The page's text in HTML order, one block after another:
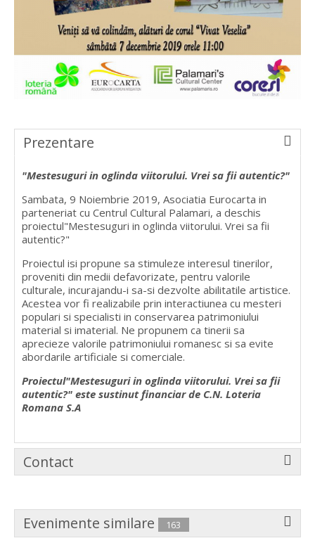
Prezentare
"Mestesuguri in oglinda viitorului. Vrei sa fii autentic?"
Sambata, 9 Noiembrie 2019, Asociatia Eurocarta in
parteneriat cu Centrul Cultural Palamari, a deschis
proiectul"Mestesuguri in oglinda viitorului. Vrei sa fii
autentic?"
Proiectul isi propune sa stimuleze interesul tinerilor,
proveniti din medii defavorizate, pentru valorile
culturale, incurajandu-i sa-si dezvolte abilitatile artistice.
Acestea vor fi realizabile prin interactiunea cu mesteri
populari si specialisti in conservarea patrimoniului
material si imaterial. Ne propunem ca tinerii sa
aprecieze valorile patrimoniului romanesc si sa evite
abordarile artificiale si comerciale.
Proiectul"Mestesuguri in oglinda viitorului. Vrei sa fii
autentic?" este sustinut financiar de C.N. Loteria
Romana S.A
Contact
Evenimente similare 163